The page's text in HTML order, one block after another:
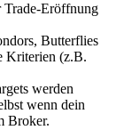
Trade-Eröffnung
Butterflies
Kriterien (z.B.
werden
wenn dein
Broker.